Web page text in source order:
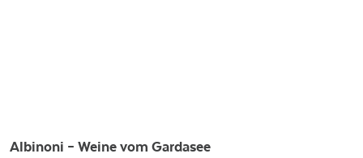
Albinoni – Weine vom Gardasee